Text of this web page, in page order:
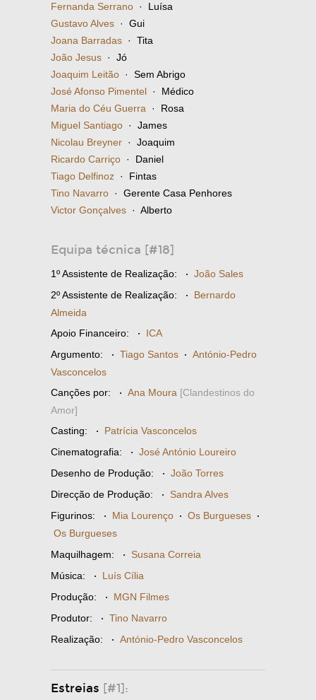
Fernanda Serrano · Luísa
Gustavo Alves · Gui
Joana Barradas · Tita
João Jesus · Jó
Joaquim Leitão · Sem Abrigo
José Afonso Pimentel · Médico
Maria do Céu Guerra · Rosa
Miguel Santiago · James
Nicolau Breyner · Joaquim
Ricardo Carriço · Daniel
Tiago Delfinoz · Fintas
Tino Navarro · Gerente Casa Penhores
Victor Gonçalves · Alberto
Equipa técnica [#18]
1º Assistente de Realização: · João Sales
2º Assistente de Realização: · Bernardo
Almeida
Apoio Financeiro: · ICA
Argumento: · Tiago Santos · António-Pedro
Vasconcelos
Canções por: · Ana Moura [Clandestinos do
Amor]
Casting: · Patrícia Vasconcelos
Cinematografia: · José António Loureiro
Desenho de Produção: · João Torres
Direcção de Produção: · Sandra Alves
Figurinos: · Mia Lourenço · Os Burgueses ·
Os Burgueses
Maquilhagem: · Susana Correia
Música: · Luís Cília
Produção: · MGN Filmes
Produtor: · Tino Navarro
Realização: · António-Pedro Vasconcelos
Estreias [#1]: